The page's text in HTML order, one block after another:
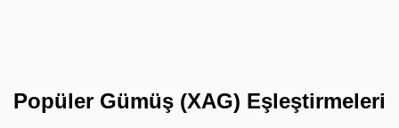
Popüler Gümüş (XAG) Eşleştirmeleri